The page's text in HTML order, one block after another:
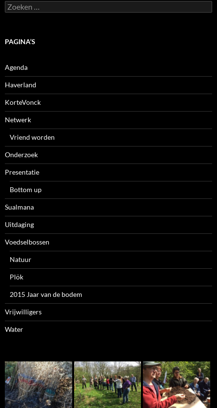
Zoeken
naar:
PAGINA’S
Agenda
Haverland
KorteVonck
Netwerk
Vriend worden
Onderzoek
Presentatie
Bottom up
Sualmana
Uitdaging
Voedselbossen
Natuur
Plök
2015 Jaar van de bodem
Vrijwilligers
Water